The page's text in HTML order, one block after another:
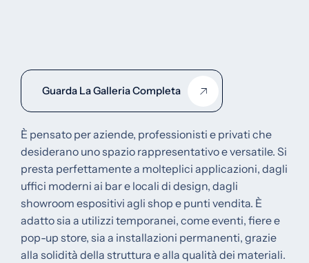
Guarda La Galleria Completa
È pensato per aziende, professionisti e privati che
desiderano uno spazio rappresentativo e versatile. Si
presta perfettamente a molteplici applicazioni, dagli
uffici moderni ai bar e locali di design, dagli
showroom espositivi agli shop e punti vendita. È
adatto sia a utilizzi temporanei, come eventi, fiere e
pop-up store, sia a installazioni permanenti, grazie
alla solidità della struttura e alla qualità dei materiali.